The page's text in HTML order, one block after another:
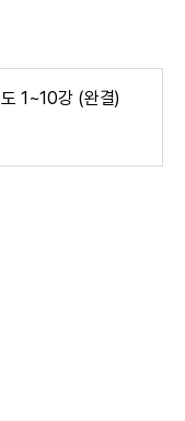
1~10강 (완결)